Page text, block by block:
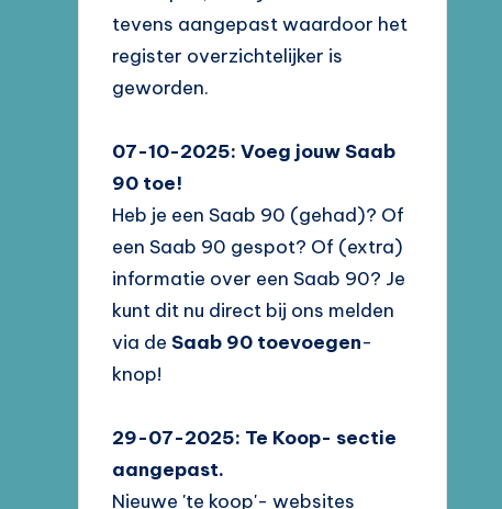
tevens aangepast waardoor het
register overzichtelijker is
geworden.
07-10-2025: Voeg jouw Saab
90 toe!
Heb je een Saab 90 (gehad)? Of
een Saab 90 gespot? Of (extra)
informatie over een Saab 90? Je
kunt dit nu direct bij ons melden
via deSaab 90 toevoegen-
knop!
29-07-2025: Te Koop- sectie
aangepast.
Nieuwe 'te koop'- websites